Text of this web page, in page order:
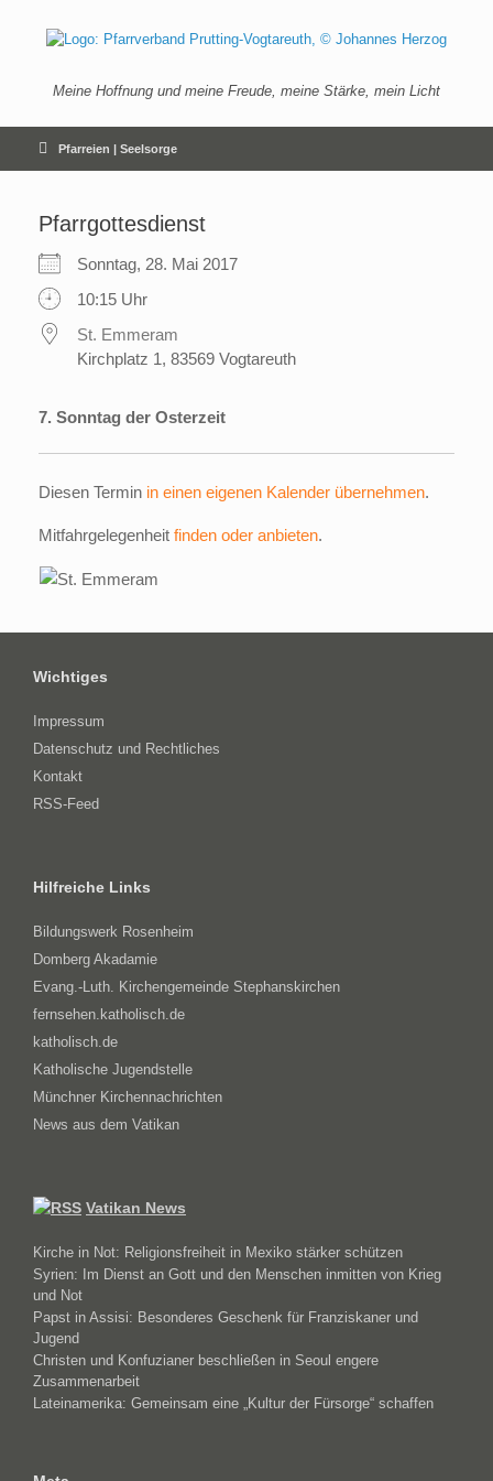
springen
Meine Hoffnung und meine Freude, meine Stärke, mein Licht
Pfarreien | Seelsorge
Pfarrgottesdienst
Sonntag, 28. Mai 2017
10:15 Uhr
St. Emmeram
Kirchplatz 1, 83569 Vogtareuth
7. Sonntag der Osterzeit
Diesen Termin in einen eigenen Kalender übernehmen.
Mitfahrgelegenheit finden oder anbieten.
Wichtiges
Impressum
Datenschutz und Rechtliches
Kontakt
RSS-Feed
Hilfreiche Links
Bildungswerk Rosenheim
Domberg Akadamie
Evang.-Luth. Kirchengemeinde Stephanskirchen
fernsehen.katholisch.de
katholisch.de
Katholische Jugendstelle
Münchner Kirchennachrichten
News aus dem Vatikan
Vatikan News
Kirche in Not: Religionsfreiheit in Mexiko stärker schützen
Syrien: Im Dienst an Gott und den Menschen inmitten von Krieg
und Not
Papst in Assisi: Besonderes Geschenk für Franziskaner und
Jugend
Christen und Konfuzianer beschließen in Seoul engere
Zusammenarbeit
Lateinamerika: Gemeinsam eine „Kultur der Fürsorge“ schaffen